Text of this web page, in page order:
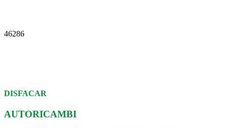
46286
DISFACAR
AUTORICAMBI